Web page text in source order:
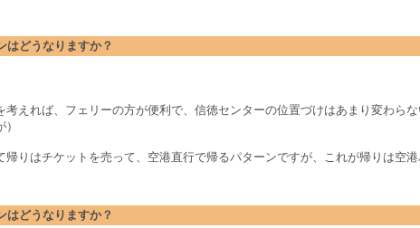
はどうなりますか？
えれば、フェリーの方が便利で、信徳センターの位置づけはあまり変わらな
りはチケットを売って、空港直行で帰るパターンですが、これが帰りは空港
はどうなりますか？